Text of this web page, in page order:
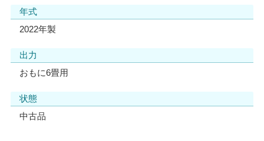
年式
2022年製
出力
おもに6畳用
状態
中古品